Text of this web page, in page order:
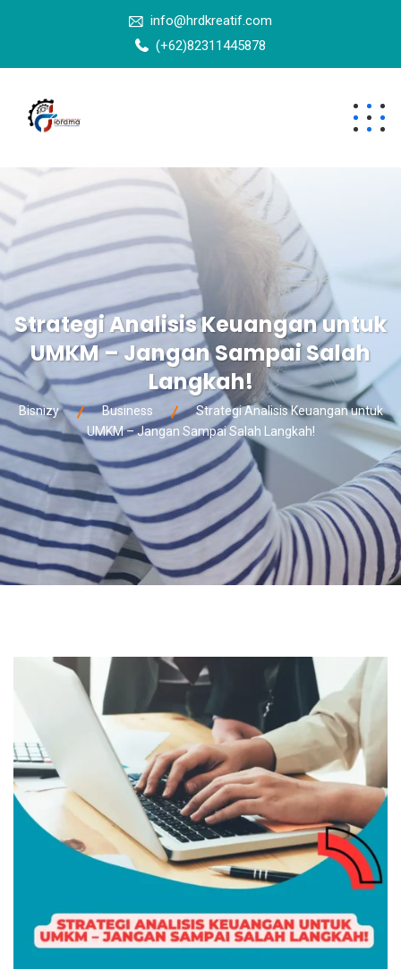
info@hrdkreatif.com
(+62)82311445878
Strategi Analisis Keuangan untuk
UMKM – Jangan Sampai Salah
Langkah!
Bisnizy Business
Strategi Analisis Keuangan untuk
UMKM – Jangan Sampai Salah Langkah!